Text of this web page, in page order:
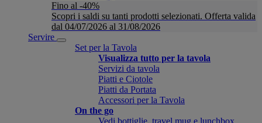
Fino al -40%
Scopri i saldi su tanti prodotti selezionati. Offerta valida
dal 04/07/2026 al 31/08/2026
Servire
Set per la Tavola
Visualizza tutto per la tavola
Servizi da tavola
Piatti e Ciotole
Piatti da Portata
Accessori per la Tavola
On the go
Vedi bottiglie, travel mug e lunchbox